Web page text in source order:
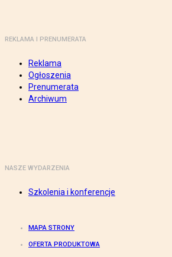
REKLAMA I PRENUMERATA
Reklama
Ogłoszenia
Prenumerata
Archiwum
NASZE WYDARZENIA
Szkolenia i konferencje
MAPA STRONY
OFERTA PRODUKTOWA